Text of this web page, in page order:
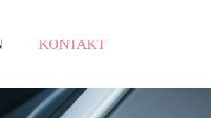
KONTAKT